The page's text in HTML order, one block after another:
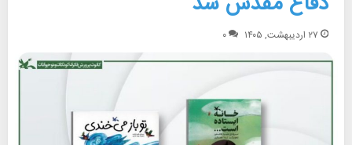
۲۷ اردیبهشت, ۱۴۰۵ ۰